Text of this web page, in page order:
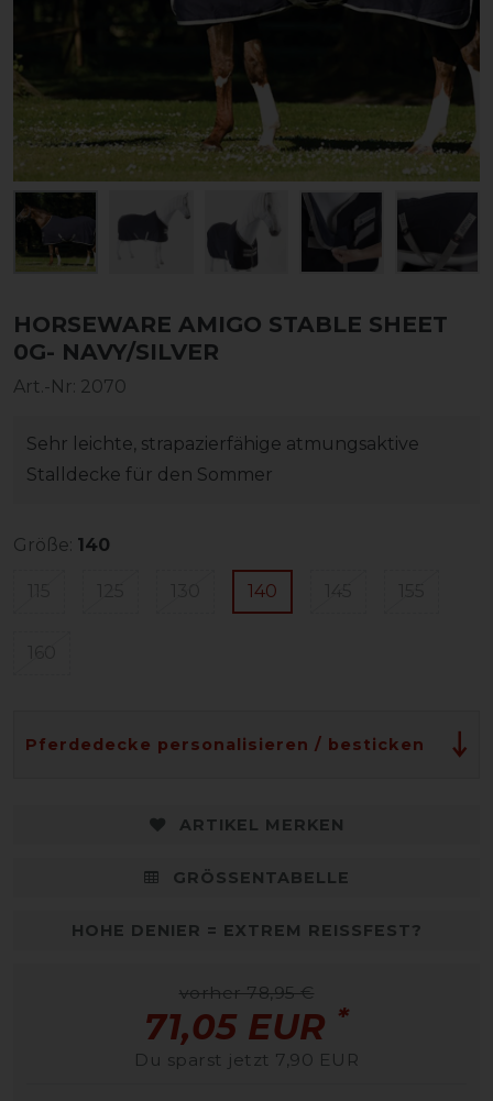
HORSEWARE AMIGO STABLE SHEET
0G- NAVY/SILVER
Art.-Nr: 2070
Sehr leichte, strapazierfähige atmungsaktive
Stalldecke für den Sommer
Größe: 140
140
Pferdedecke personalisieren / besticken
ARTIKEL MERKEN
GRÖSSENTABELLE
HOHE DENIER = EXTREM REISSFEST?
vorher 78,95 €
71,05 EUR *
Du sparst jetzt 7,90 EUR